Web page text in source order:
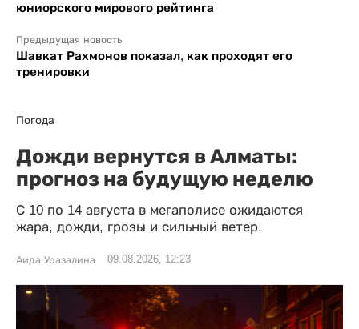
юниорского мирового рейтинга
Предыдущая новость
Шавкат Рахмонов показал, как проходят его
тренировки
Погода
Дожди вернутся в Алматы:
прогноз на будущую неделю
С 10 по 14 августа в мегаполисе ожидаются
жара, дожди, грозы и сильный ветер.
Аида Уразалина 09.08.2026, 12:23